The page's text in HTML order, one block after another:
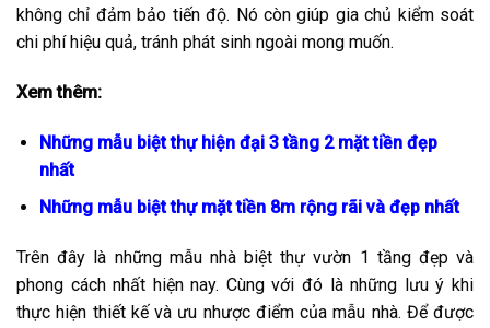
không chỉ đảm bảo tiến độ. Nó còn giúp gia chủ kiểm soát
chi phí hiệu quả, tránh phát sinh ngoài mong muốn.
Xem thêm:
Những mẫu biệt thự hiện đại 3 tầng 2 mặt tiền đẹp
nhất
Những mẫu biệt thự mặt tiền 8m rộng rãi và đẹp nhất
Trên đây là những mẫu nhà biệt thự vườn 1 tầng đẹp và
phong cách nhất hiện nay. Cùng với đó là những lưu ý khi
thực hiện thiết kế và ưu nhược điểm của mẫu nhà. Để được